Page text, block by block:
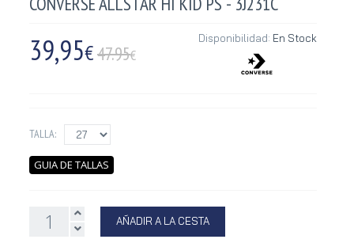
39,95€47.95€
Disponibilidad: En Stock
TALLA:
GUIA DE TALLAS
AÑADIR A LA CESTA